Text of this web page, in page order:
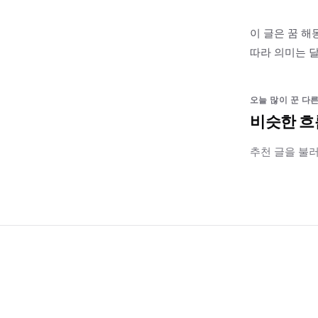
이 글은 꿈 해
따라 의미는
오늘 많이 꾼 다
비슷한
추천 글을 불